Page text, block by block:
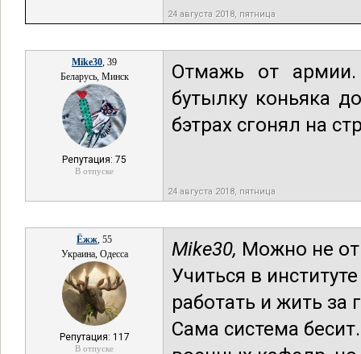
24 августа 2018, пятница
Mike30, 39
Беларусь, Минск
Репутация: 75
В отпуске
Отмажь от армии.
бутылку коньяка
бэтрах сгонял на
24 августа 2018, пятница
Ёжж, 55
Украина, Одесса
Репутация: 117
В отпуске
Mike30, Можно не
Учиться в
работать и жить за
Сама система